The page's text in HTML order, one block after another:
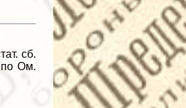
сб.
по Ом.